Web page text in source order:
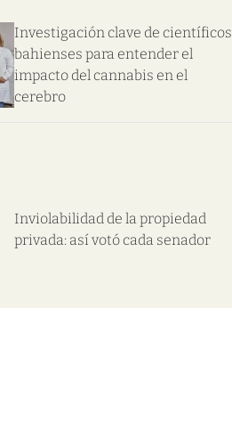
Investigación clave de científicos
bahienses para entender el
impacto del cannabis en el
cerebro
Inviolabilidad de la propiedad
privada: así votó cada senador